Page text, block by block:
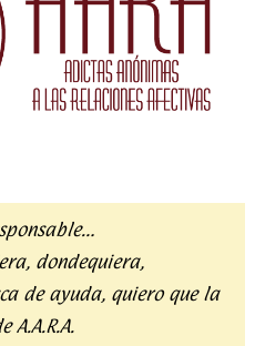
dondequiera,
de ayuda, quiero que la
A.A.R.A.